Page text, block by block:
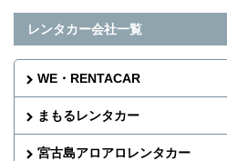
レンタカー会社一覧
WE・RENTACAR
まもるレンタカー
宮古島アロアロレンタカー